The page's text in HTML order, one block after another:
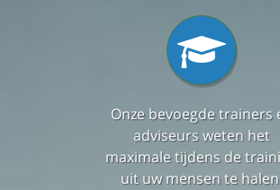
Onze bevoegde trainers
adviseurs weten het
maximale tijdens de
uit uw mensen te